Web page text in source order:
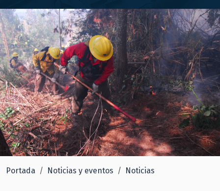
Portada Noticias y eventos Noticias